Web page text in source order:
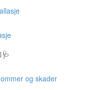
og skader